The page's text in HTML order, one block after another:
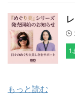
1.
もっと読む